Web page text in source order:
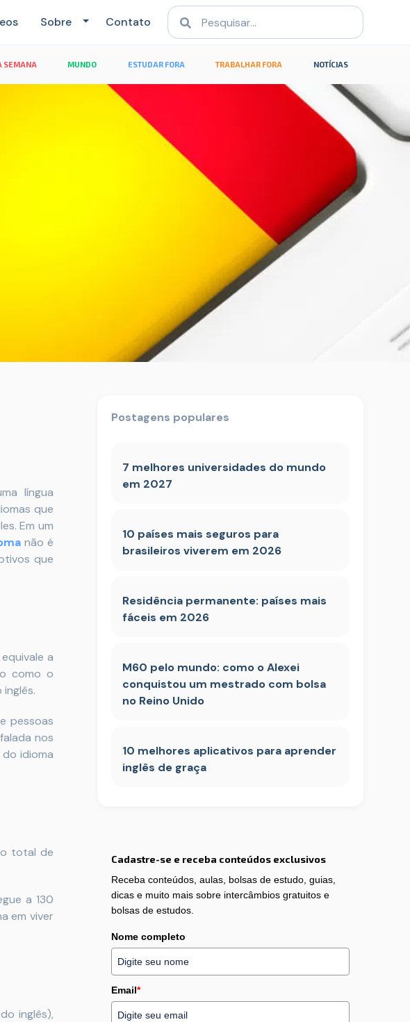
Sobre Contato
SEMANA MUNDO ESTUDAR FORA TRABALHAR FORA NOTÍCIAS
língua
que
Em um
não é
que
a
como o
pessoas
nos
idioma
total de
a 130
em viver
inglês),
Postagens populares
7 melhores universidades do mundo
em 2027
10 países mais seguros para
brasileiros viverem em 2026
Residência permanente: países mais
fáceis em 2026
M60 pelo mundo: como o Alexei
conquistou um mestrado com bolsa
no Reino Unido
10 melhores aplicativos para aprender
inglês de graça
Cadastre-se e receba conteúdos exclusivos
Receba conteúdos, aulas, bolsas de estudo, guias,
dicas e muito mais sobre intercâmbios gratuitos e
bolsas de estudos.
Nome completo
Email*